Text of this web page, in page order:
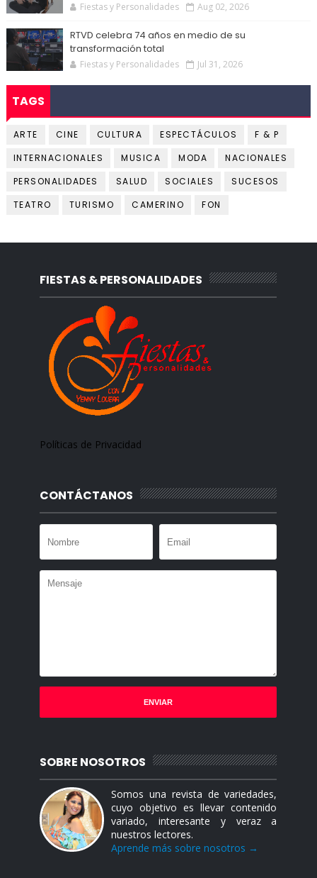
Fiestas y Personalidades Aug 02, 2026
RTVD celebra 74 años en medio de su
transformación total
Fiestas y Personalidades Jul 31, 2026
TAGS
ARTE CINE CULTURA ESPECTÁCULOS
F & P
INTERNACIONALES
MUSICA MODA
NACIONALES
PERSONALIDADES
SALUD SOCIALES
SUCESOS
TEATRO
TURISMO CAMERINO FON
FIESTAS & PERSONALIDADES
Políticas de Privacidad
CONTÁCTANOS
SOBRE NOSOTROS
Somos una revista de variedades,
cuyo objetivo es llevar contenido
variado, interesante y veraz a
nuestros lectores.
Aprende más sobre nosotros →